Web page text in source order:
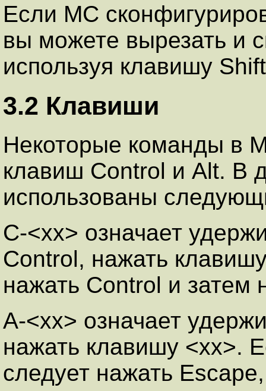
Если MC
вы можете вырезать и
используя клавишу
3.2 Клавиши
Некоторые команды в
клавиш Control и Alt. В
использованы
C-<xx> означает
Control, нажать
нажать Control и затем
A-<xx> означает
нажать клавишу <xx>.
следует нажать